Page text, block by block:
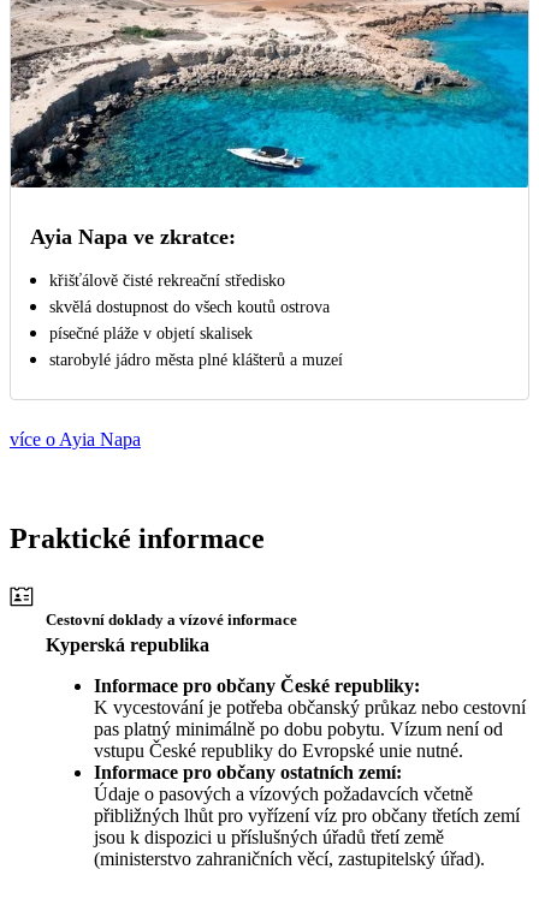
Ayia Napa ve zkratce:
křišťálově čisté rekreační středisko
skvělá dostupnost do všech koutů ostrova
písečné pláže v objetí skalisek
starobylé jádro města plné klášterů a muzeí
více o Ayia Napa
Praktické informace
Cestovní doklady a vízové informace
Kyperská republika
Informace pro občany České republiky:
K vycestování je potřeba občanský průkaz nebo cestovní
pas platný minimálně po dobu pobytu. Vízum není od
vstupu České republiky do Evropské unie nutné.
Informace pro občany ostatních zemí:
Údaje o pasových a vízových požadavcích včetně
přibližných lhůt pro vyřízení víz pro občany třetích zemí
jsou k dispozici u příslušných úřadů třetí země
(ministerstvo zahraničních věcí, zastupitelský úřad).